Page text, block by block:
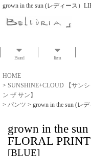
grown in the sun (レディース）
Brand Item
HOME
> SUNSHINE+CLOUD 【サン
ン ザ サン】
> パンツ > grown in the sun (レ
grown in the
FLORAL
[BLUE]